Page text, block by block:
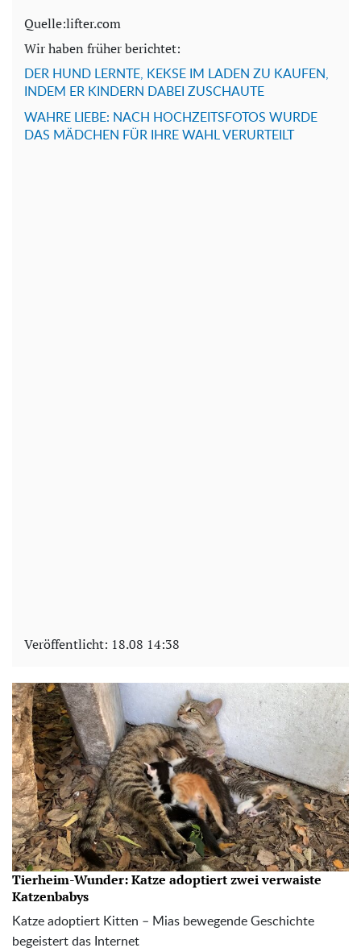
Quelle:lifter.com
Wir haben früher berichtet:
DER HUND LERNTE, KEKSE IM LADEN ZU KAUFEN,
INDEM ER KINDERN DABEI ZUSCHAUTE
WAHRE LIEBE: NACH HOCHZEITSFOTOS WURDE
DAS MÄDCHEN FÜR IHRE WAHL VERURTEILT
Veröffentlicht: 18.08 14:38
Tierheim-Wunder: Katze adoptiert zwei verwaiste
Katzenbabys
Katze adoptiert Kitten – Mias bewegende Geschichte
begeistert das Internet